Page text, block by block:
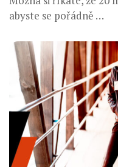
abyste se pořádně …